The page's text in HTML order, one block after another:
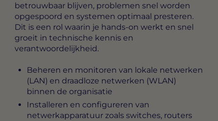
betrouwbaar blijven, problemen snel worden
opgespoord en systemen optimaal presteren.
Dit is een rol waarin je hands-on werkt en snel
groeit in technische kennis en
verantwoordelijkheid.
Beheren en monitoren van lokale netwerken
(LAN) en draadloze netwerken (WLAN)
binnen de organisatie
Installeren en configureren van
netwerkapparatuur zoals switches, routers